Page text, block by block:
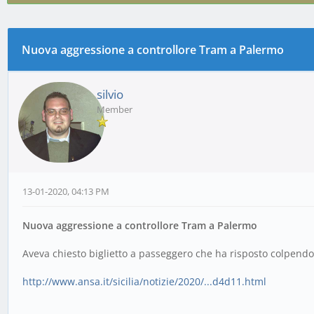
0 voto(i) - 0 media
1
2
3
4
5
Nuova aggressione a controllore Tram a Palermo
silvio
Member
13-01-2020, 04:13 PM
Nuova aggressione a controllore Tram a Palermo
Aveva chiesto biglietto a passeggero che ha risposto
http://www.ansa.it/sicilia/notizie/2020/...d4d11.html